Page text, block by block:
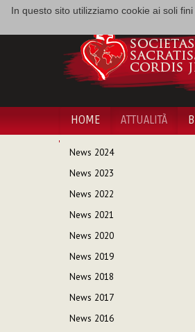
In questo sito utilizziamo cookie ai soli
HOME ATTUALITÀ
NAVIGAZIONE
News 2024
News 2023
News 2022
News 2021
News 2020
News 2019
News 2018
News 2017
News 2016